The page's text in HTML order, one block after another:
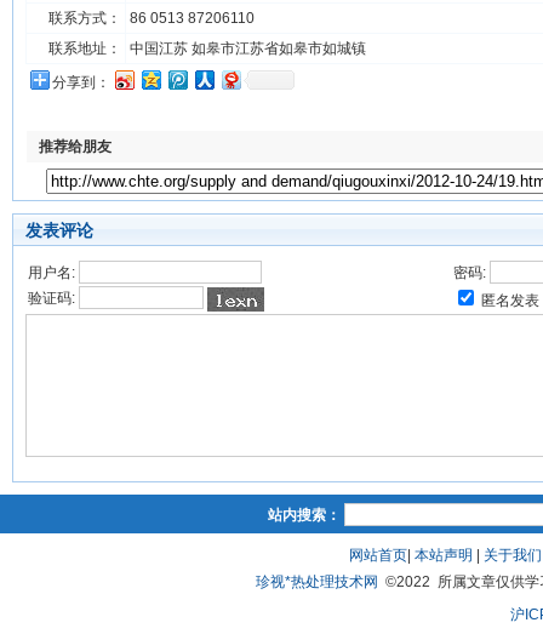
联系方式：
86 0513 87206110
联系地址：
中国江苏 如皋市江苏省如皋市如城镇
分享到：
推荐给朋友
发表评论
用户名:
密码:
验证码:
匿名发表
站内搜索：
网站首页| 本站声明 关于我们
珍视*热处理技术网 ©2022 所属文章仅供学
沪